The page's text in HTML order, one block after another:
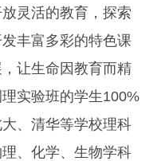
灵活的教育，探索
丰富多彩的特色课
让生命因教育而精
实验班的学生100%
、清华等学校理科
、化学、生物学科